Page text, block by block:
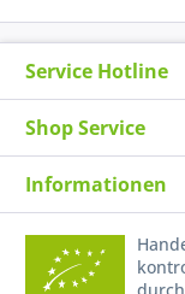
Service Hotline
Shop Service
Informationen